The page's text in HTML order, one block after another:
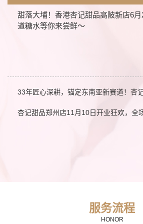
甜落大埔！香港杏记甜品高陂新店6
道糖水等你来尝鲜～
33年匠心深耕，锚定东南亚新赛道！杏记甜品全速开启全
杏记甜品郑州店11月10日开业狂欢，全场八折+充值惊喜+集赞送双皮奶
服务流程
HONOR